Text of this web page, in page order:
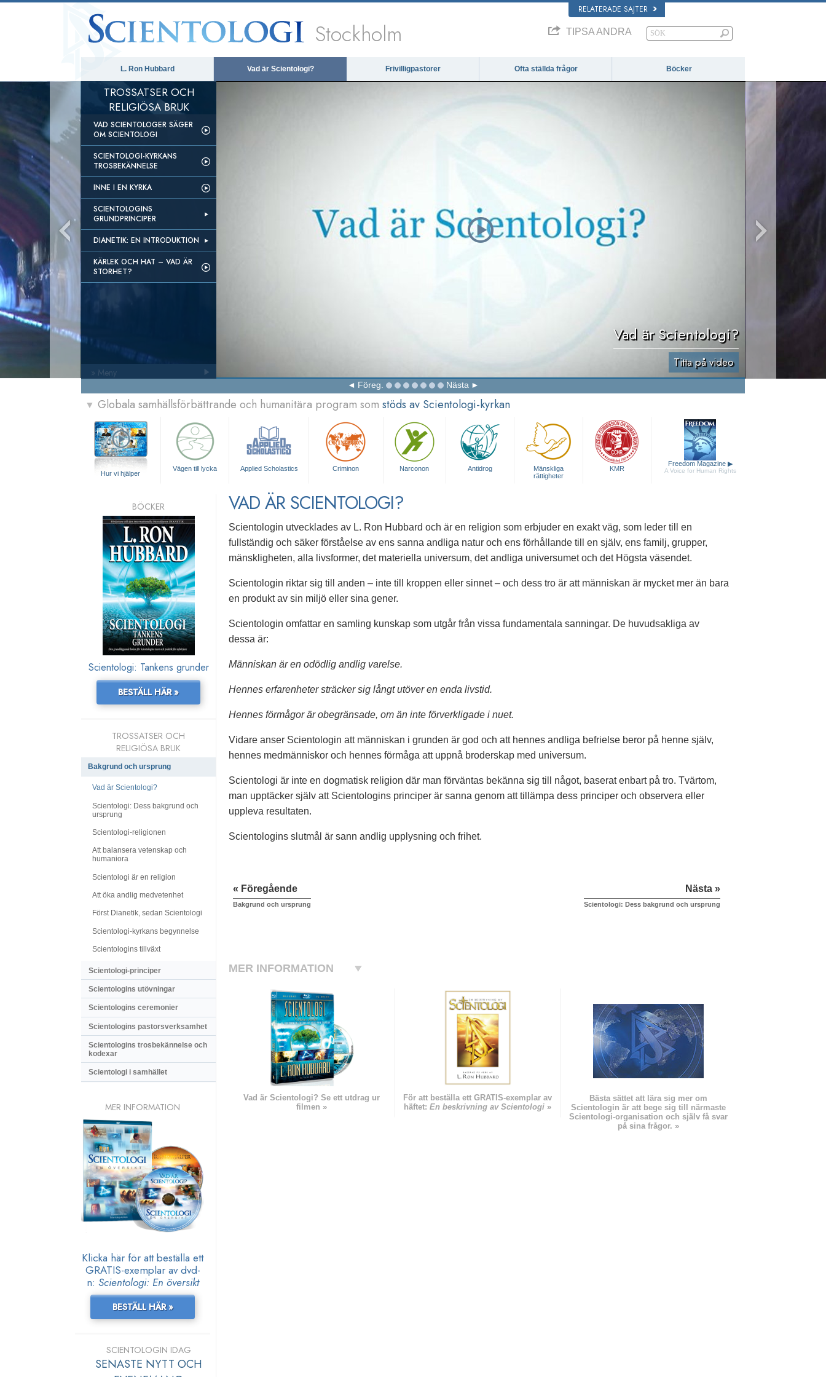
RELATERADE SAJTER
Stockholm TIPSA ANDRA
L. Ron Hubbard Vad är Scientologi? Frivilligpastorer Ofta ställda frågor Böcker
TROSSATSER OCH
RELIGIÖSA BRUK
VAD SCIENTOLOGER SÄGER
OM SCIENTOLOGI
SCIENTOLOGI-KYRKANS
TROSBEKÄNNELSE
INNE I EN KYRKA
SCIENTOLOGINS
GRUNDPRINCIPER
DIANETIK: EN INTRODUKTION
KÄRLEK OCH HAT – VAD ÄR
STORHET?
Vad är Scientologi?
Titta på video
Föreg. Nästa
» Meny
▼ Globala samhällsförbättrande och humanitära program som stöds av Scientologi-kyrkan
Hur vi hjälper
Vägen till lycka Applied Scholastics Criminon Narconon Antidrog
Mänskliga
rättigheter
KMR
Freedom Magazine ▶
A Voice for Human Rights
VAD ÄR SCIENTOLOGI?
Scientologin utvecklades av L. Ron Hubbard och är en religion som erbjuder en exakt väg, som leder till en
fullständig och säker förståelse av ens sanna andliga natur och ens förhållande till en själv, ens familj, grupper,
mänskligheten, alla livsformer, det materiella universum, det andliga universumet och det Högsta väsendet.
Scientologin riktar sig till anden – inte till kroppen eller sinnet – och dess tro är att människan är mycket mer än bara
en produkt av sin miljö eller sina gener.
Scientologin omfattar en samling kunskap som utgår från vissa fundamentala sanningar. De huvudsakliga av
dessa är:
Människan är en odödlig andlig varelse.
Hennes erfarenheter sträcker sig långt utöver en enda livstid.
Hennes förmågor är obegränsade, om än inte förverkligade i nuet.
Vidare anser Scientologin att människan i grunden är god och att hennes andliga befrielse beror på henne själv,
hennes medmänniskor och hennes förmåga att uppnå broderskap med universum.
Scientologi är inte en dogmatisk religion där man förväntas bekänna sig till något, baserat enbart på tro. Tvärtom,
man upptäcker själv att Scientologins principer är sanna genom att tillämpa dess principer och observera eller
uppleva resultaten.
Scientologins slutmål är sann andlig upplysning och frihet.
« Föregående
Bakgrund och ursprung
Nästa »
Scientologi: Dess bakgrund och ursprung
MER INFORMATION
Vad är Scientologi? Se ett utdrag ur
filmen »
För att beställa ett GRATIS-exemplar av
häftet:En beskrivning av Scientologi »
Bästa sättet att lära sig mer om
Scientologin är att bege sig till närmaste
Scientologi-organisation och själv få svar
på sina frågor. »
BÖCKER
Scientologi: Tankens grunder
BESTÄLL HÄR »
TROSSATSER OCH
RELIGIÖSA BRUK
Bakgrund och ursprung
Vad är Scientologi?
Scientologi: Dess bakgrund och
ursprung
Scientologi-religionen
Att balansera vetenskap och
humaniora
Scientologi är en religion
Att öka andlig medvetenhet
Först Dianetik, sedan Scientologi
Scientologi-kyrkans begynnelse
Scientologins tillväxt
Scientologi-principer
Scientologins utövningar
Scientologins ceremonier
Scientologins pastorsverksamhet
Scientologins trosbekännelse och
kodexar
Scientologi i samhället
MER INFORMATION
Klicka här för att beställa ett
GRATIS-exemplar av dvd-
n: Scientologi: En översikt
BESTÄLL HÄR »
SCIENTOLOGIN IDAG
SENASTE NYTT OCH